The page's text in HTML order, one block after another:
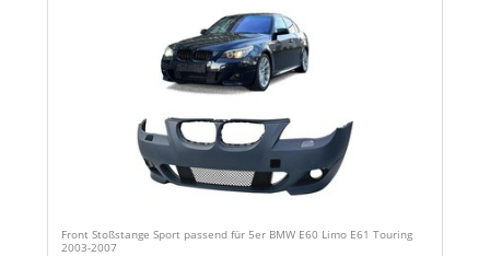
Front Stoßstange Sport passend für 5er BMW E60 Limo E61 Touring
2003-2007